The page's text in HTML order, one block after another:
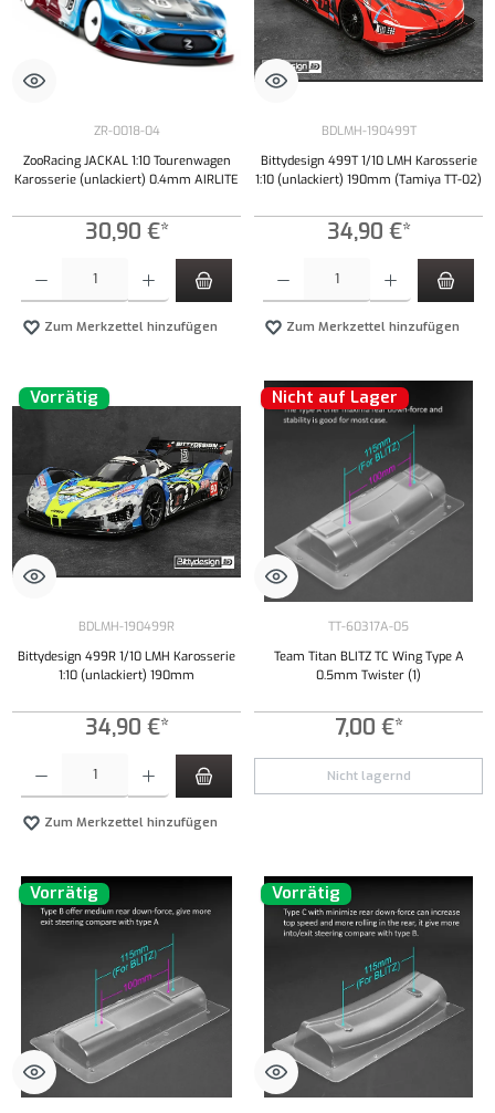
ZR-0018-04
ZooRacing JACKAL 1:10 Tourenwagen
Karosserie (unlackiert) 0.4mm AIRLITE
30,90 €*
Zum Merkzettel hinzufügen
BDLMH-190499T
Bittydesign 499T 1/10 LMH Karosserie
1:10 (unlackiert) 190mm (Tamiya TT-02)
34,90 €*
Zum Merkzettel hinzufügen
Vorrätig
BDLMH-190499R
Bittydesign 499R 1/10 LMH Karosserie
1:10 (unlackiert) 190mm
34,90 €*
Produkt Anzahl: Gib den gewünschten Wert ein oder benutze die Schaltflächen um die
Zum Merkzettel hinzufügen
Nicht auf Lager
TT-60317A-05
Team Titan BLITZ TC Wing Type A
0.5mm Twister (1)
7,00 €*
Nicht lagernd
Vorrätig Vorrätig